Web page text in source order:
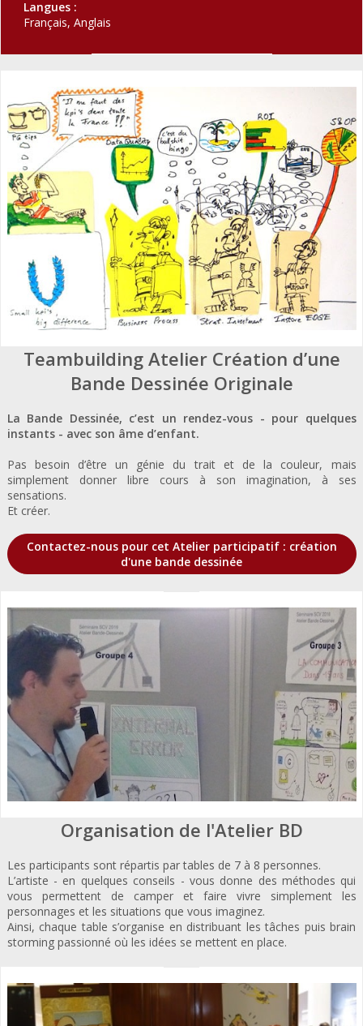
Langues :
Français, Anglais
Teambuilding Atelier Création d’une
Bande Dessinée Originale
La Bande Dessinée, c’est un rendez-vous - pour quelques
instants - avec son âme d’enfant.
Pas besoin d’être un génie du trait et de la couleur, mais
simplement donner libre cours à son imagination, à ses
sensations.
Et créer.
Contactez-nous pour cet Atelier participatif : création
d'une bande dessinée
Organisation de l'Atelier BD
Les participants sont répartis par tables de 7 à 8 personnes.
L’artiste - en quelques conseils - vous donne des méthodes qui
vous permettent de camper et faire vivre simplement les
personnages et les situations que vous imaginez.
Ainsi, chaque table s’organise en distribuant les tâches puis brain
storming passionné où les idées se mettent en place.